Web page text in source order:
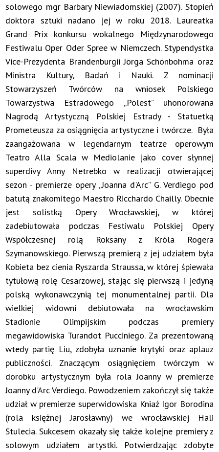
solowego mgr Barbary Niewiadomskiej (2007). Stopień
doktora sztuki nadano jej w roku 2018. Laureatka
Grand Prix konkursu wokalnego Międzynarodowego
Festiwalu Oper Oder Spree w Niemczech. Stypendystka
Vice-Prezydenta Brandenburgii Jörga Schönbohma oraz
Ministra Kultury, Badań i Nauki. Z nominacji
Stowarzyszeń Twórców na wniosek Polskiego
Towarzystwa Estradowego „Polest” uhonorowana
Nagrodą Artystyczną Polskiej Estrady - Statuetką
Prometeusza za osiągnięcia artystyczne i twórcze. Była
zaangażowana w legendarnym teatrze operowym
Teatro Alla Scala w Mediolanie jako cover słynnej
superdivy Anny Netrebko w realizacji otwierającej
sezon - premierze opery „Joanna d'Arc” G. Verdiego pod
batutą znakomitego Maestro Ricchardo Chailly. Obecnie
jest solistką Opery Wrocławskiej, w której
zadebiutowała podczas Festiwalu Polskiej Opery
Współczesnej rolą Roksany z Króla Rogera
Szymanowskiego. Pierwszą premierą z jej udziałem była
Kobieta bez cienia Ryszarda Straussa, w której śpiewała
tytułową rolę Cesarzowej, stając się pierwszą i jedyną
polską wykonawczynią tej monumentalnej partii. Dla
wielkiej widowni debiutowała na wrocławskim
Stadionie Olimpijskim podczas premiery
megawidowiska Turandot Pucciniego. Za prezentowaną
wtedy partię Liu, zdobyła uznanie krytyki oraz aplauz
publiczności. Znaczącym osiągnięciem twórczym w
dorobku artystycznym była rola Joanny w premierze
Joanny d'Arc Verdiego. Powodzeniem zakończył się także
udział w premierze superwidowiska Kniaź Igor Borodina
(rola księżnej Jarosławny) we wrocławskiej Hali
Stulecia. Sukcesem okazały się także kolejne premiery z
solowym udziałem artystki. Potwierdzając zdobyte